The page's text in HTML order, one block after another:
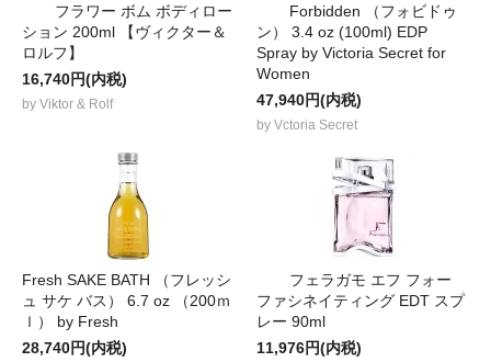
フラワー ボム ボディロー
ション 200ml 【ヴィクター＆
ロルフ】
16,740円(内税)
by Viktor & Rolf
Forbidden （フォビドゥ
ン） 3.4 oz (100ml) EDP
Spray by Victoria Secret for
Women
47,940円(内税)
by Vctoria Secret
Fresh SAKE BATH （フレッシ
ュ サケ バス） 6.7 oz （200ｍ
ｌ） by Fresh
28,740円(内税)
フェラガモ エフ フォー
ファシネイティング EDT スプ
レー 90ml
11,976円(内税)